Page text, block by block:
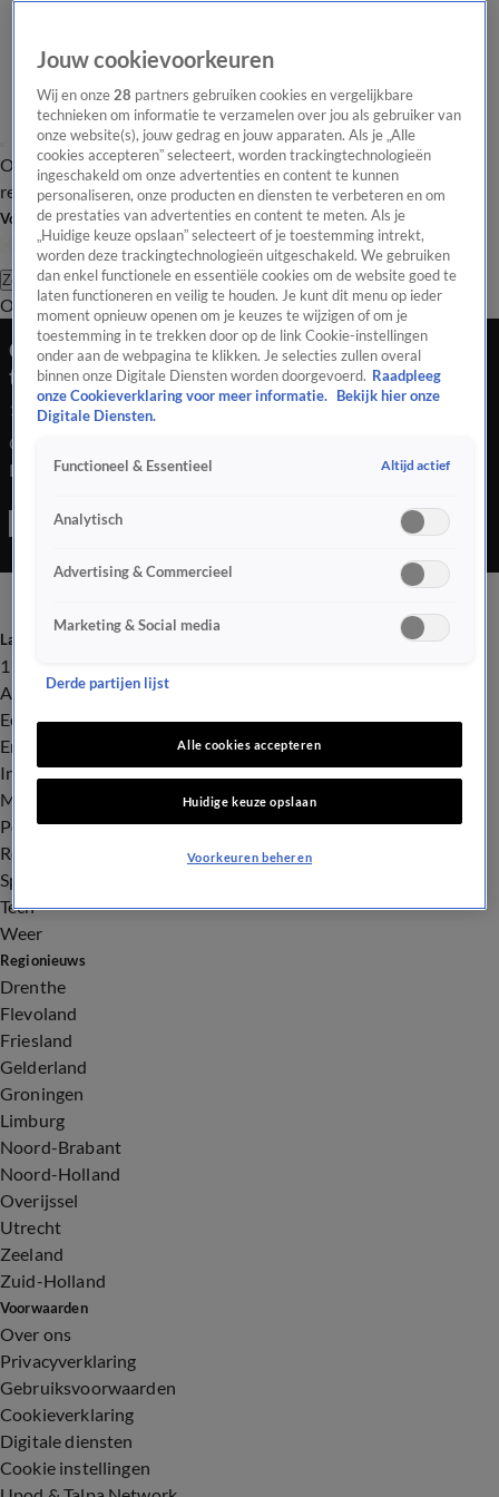
Overzicht Laatste nieuws Regionieuws Het beste van Hart
Tip de
redactie
Volg Hart van Nederland
Zoeken
OverzichtRegioUitzendingenWeerTip de redactiePanelVideo's
Confrontatie tussen voetbalsupporters bij
tankstation langs A28
17 mei 2026, 15:03
Op een parkeerplaats langs de A28 bij Putten is een auto van
Feyenoordsupporters in brand gevlogen na een mogelijke
precies is gebeurd.
Laatste nieuws
112
Advies & Tips
Economie
Entertainment
Infrastructuur
Milieu en Gezondheid
Politiek
Royalty
Sport
Tech
Weer
Regionieuws
Drenthe
Flevoland
Friesland
Gelderland
Groningen
Limburg
Noord-Brabant
Noord-Holland
Overijssel
Utrecht
Zeeland
Zuid-Holland
Voorwaarden
Over ons
Privacyverklaring
Gebruiksvoorwaarden
Cookieverklaring
Digitale diensten
Cookie instellingen
Jouw cookievoorkeuren
Wij en onze28 partners gebruiken cookies en vergelijkbare
technieken om informatie te verzamelen over jou als gebruiker van
onze website(s), jouw gedrag en jouw apparaten. Als je „Alle
cookies accepteren” selecteert, worden trackingtechnologieën
ingeschakeld om onze advertenties en content te kunnen
personaliseren, onze producten en diensten te verbeteren en om
de prestaties van advertenties en content te meten. Als je
„Huidige keuze opslaan” selecteert of je toestemming intrekt,
worden deze trackingtechnologieën uitgeschakeld. We gebruiken
dan enkel functionele en essentiële cookies om de website goed te
laten functioneren en veilig te houden. Je kunt dit menu op ieder
moment opnieuw openen om je keuzes te wijzigen of om je
toestemming in te trekken door op de link Cookie-instellingen
onder aan de webpagina te klikken. Je selecties zullen overal
binnen onze Digitale Diensten worden doorgevoerd. Raadpleeg
onze Cookieverklaring voor meer informatie.
Bekijk hier onze
Digitale Diensten.
Functioneel & Essentieel Altijd actief
Analytisch
Advertising & Commercieel
Marketing & Social media
Derde partijen lijst
Alle cookies accepteren
Huidige keuze opslaan
Voorkeuren beheren